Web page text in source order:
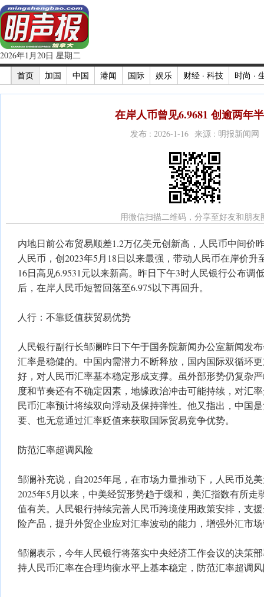
2026年1月20日 星期二
首页
加国 中国 港闻 国际 娱乐 财经 · 科技 时尚 ·
在岸人币曾见6.9681 创逾两年
发布 : 2026-1-16 来源 : 明报新闻网
用微信扫描二维码，分享至好友和朋友
内地日前公布贸易顺差1.2万亿美元创新高，人民币中间价
人民币，创2023年5月18日以来最强，带动人民币在岸价升
16日高见6.9531元以来新高。昨日下午3时人民银行公布调
后，在岸人民币短暂回落至6.975以下再回升。
人行：不靠贬值获贸易优势
人民银行副行长邹澜昨日下午于国务院新闻办公室新闻发
汇率是稳健的。中国内需潜力不断释放，国内国际双循环
好，对人民币汇率基本稳定形成支撑。虽外部形势仍复杂
度和节奏还有不确定因素，地缘政治冲击可能持续，对汇
民币汇率预计将续双向浮动及保持弹性。他又指出，中国
要、也无意通过汇率贬值来获取国际贸易竞争优势。
防范汇率超调风险
邹澜补充说，自2025年尾，在市场力量推动下，人民币兑
2025年5月以来，中美经贸形势趋于缓和，美汇指数有所走
值有关。人民银行持续完善人民币跨境使用政策安排，支
险产品，提升外贸企业应对汇率波动的能力，增强外汇市
邹澜表示，今年人民银行将落实中央经济工作会议的决策
持人民币汇率在合理均衡水平上基本稳定，防范汇率超调